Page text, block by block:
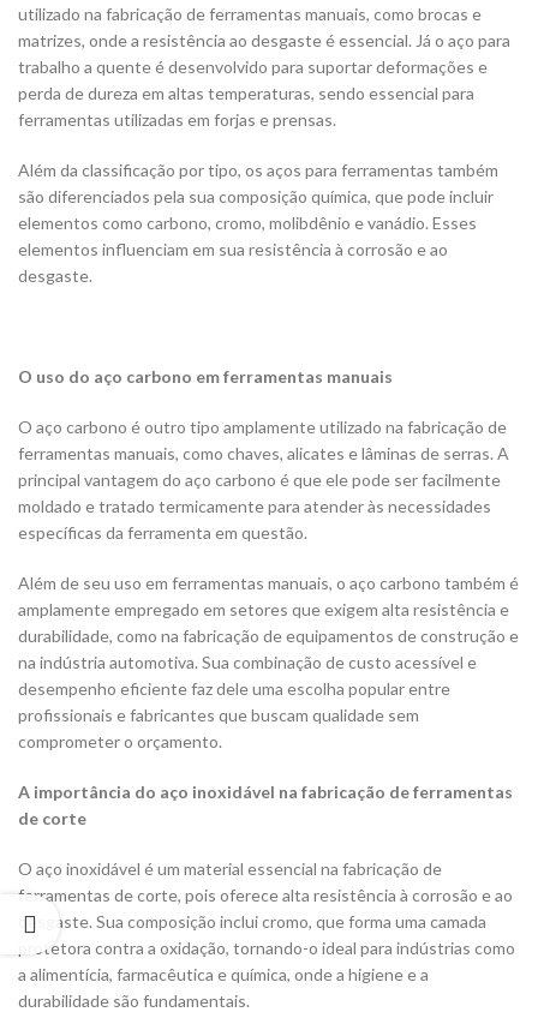
utilizado na fabricação de ferramentas manuais, como brocas e
matrizes, onde a resistência ao desgaste é essencial. Já o aço para
trabalho a quente é desenvolvido para suportar deformações e
perda de dureza em altas temperaturas, sendo essencial para
ferramentas utilizadas em forjas e prensas.
Além da classificação por tipo, os aços para ferramentas também
são diferenciados pela sua composição química, que pode incluir
elementos como carbono, cromo, molibdênio e vanádio. Esses
elementos influenciam em sua resistência à corrosão e ao
desgaste.
O uso do aço carbono em ferramentas manuais
O aço carbono é outro tipo amplamente utilizado na fabricação de
ferramentas manuais, como chaves, alicates e lâminas de serras. A
principal vantagem do aço carbono é que ele pode ser facilmente
moldado e tratado termicamente para atender às necessidades
específicas da ferramenta em questão.
Além de seu uso em ferramentas manuais, o aço carbono também é
amplamente empregado em setores que exigem alta resistência e
durabilidade, como na fabricação de equipamentos de construção e
na indústria automotiva. Sua combinação de custo acessível e
desempenho eficiente faz dele uma escolha popular entre
profissionais e fabricantes que buscam qualidade sem
comprometer o orçamento.
A importância do aço inoxidável na fabricação de ferramentas
de corte
O aço inoxidável é um material essencial na fabricação de
ferramentas de corte, pois oferece alta resistência à corrosão e ao
desgaste. Sua composição inclui cromo, que forma uma camada
protetora contra a oxidação, tornando-o ideal para indústrias como
a alimentícia, farmacêutica e química, onde a higiene e a
durabilidade são fundamentais.